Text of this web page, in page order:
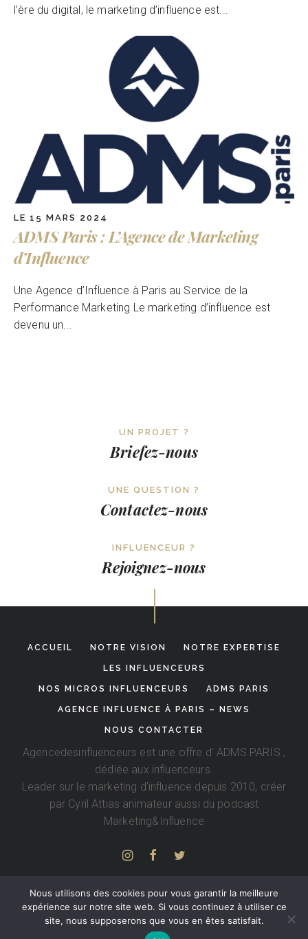
l’ère du digital, le marketing d’influence est...
LE 15 MARS 2024
ADMS Paris : L’Agence de Marketing
d’Influence
Une Agence d’Influence à Paris au Service de la
Performance Marketing Le marketing d’influence est
devenu un...
UN PROJET ?
Briefez-nous
UNE QUESTION ?
Contactez-nous
INFLUENCEUR ?
Rejoignez-nous
ACCUEIL NOTRE VISION NOTRE EXPERTISE
LES INFLUENCEURS
NOS MICROS INFLUENCEURS ADMS PARIS
AGENCE INFLUENCE À PARIS – NEWS
NOUS CONTACTER
Agencedesinfluenceurs est une offre d’ADMS.PARIS ,
dédiée aux influenceurs.
Leader sur le marketing d’influence depuis 2010, créer
par Cyril Attias animateur aussi du podcast
Marketing&Influence
Nous utilisons des cookies pour vous garantir la meilleure
expérience sur notre site web. Si vous continuez à utiliser ce
site, nous supposerons que vous en êtes satisfait.